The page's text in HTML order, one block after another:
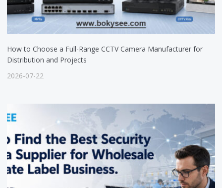
How to Choose a Full-Range CCTV Camera Manufacturer for
Distribution and Projects
2026-07-22